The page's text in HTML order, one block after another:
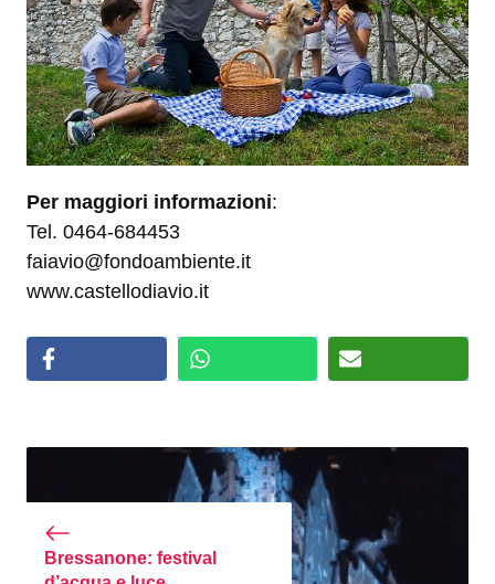
Per maggiori informazioni:
Tel. 0464-684453
faiavio@fondoambiente.it
www.castellodiavio.it
Bressanone: festival